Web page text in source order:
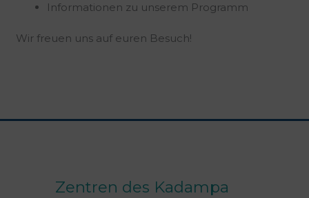
Informationen zu unserem Programm
Wir freuen uns auf euren Besuch!
Zentren des Kadampa